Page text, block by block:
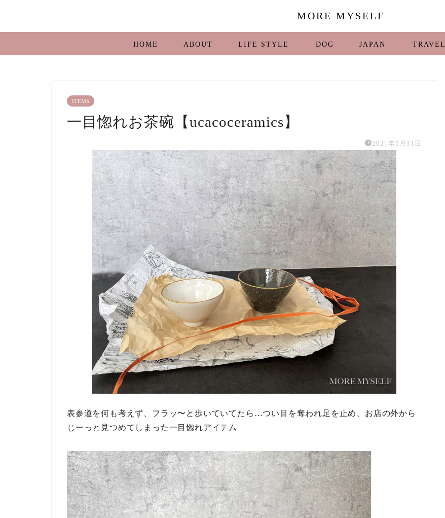
MORE MYSELF
HOME ABOUT LIFE STYLE DOG JAPAN TRAVEL
ITEMS
一目惚れお茶碗【ucacoceramics】
2021年5月31日
表参道を何も考えず、フラッ〜と歩いていてたら…つい目を奪われ足を止め、お店の外から
じーっと見つめてしまった一目惚れアイテム